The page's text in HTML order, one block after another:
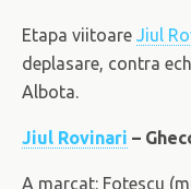
Etapa viitoare Jiul
deplasare, contra
Albota.
Jiul Rovinari –
A marcat: Fotescu